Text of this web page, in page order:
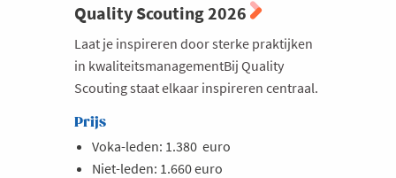
Quality Scouting 2026
Laat je inspireren door sterke praktijken
in kwaliteitsmanagementBij Quality
Scouting staat elkaar inspireren centraal.
Prijs
Voka-leden: 1.380 euro
Niet-leden: 1.660 euro